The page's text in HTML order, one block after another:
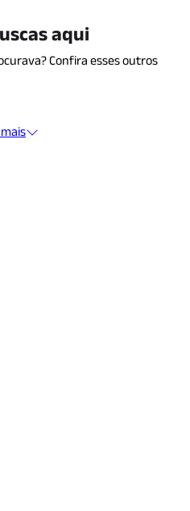
aqui
Confira esses outros